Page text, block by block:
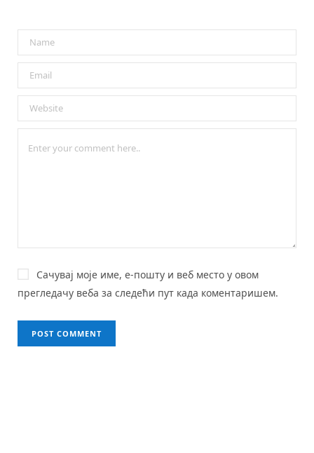
Сачувај моје име, е-пошту и веб место у овом
прегледачу веба за следећи пут када коментаришем.